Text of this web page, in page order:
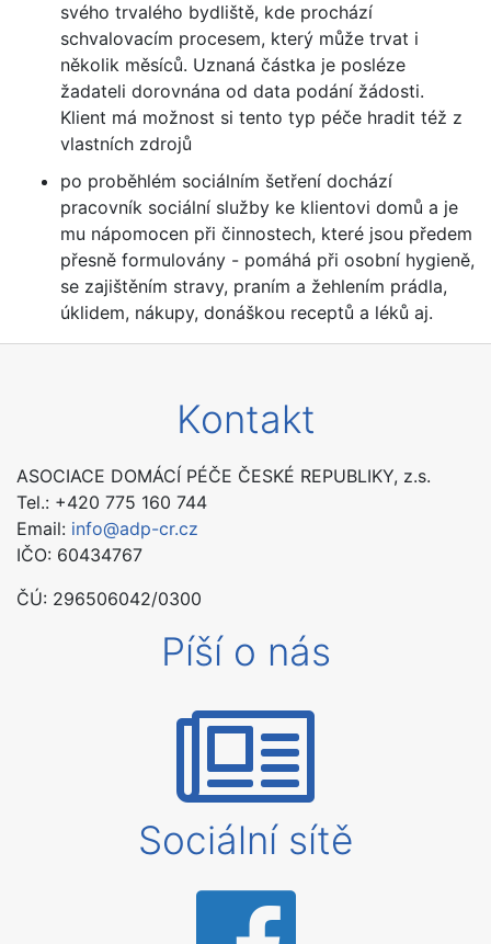
svého trvalého bydliště, kde prochází
schvalovacím procesem, který může trvat i
několik měsíců. Uznaná částka je posléze
žadateli dorovnána od data podání žádosti.
Klient má možnost si tento typ péče hradit též z
vlastních zdrojů
po proběhlém sociálním šetření dochází
pracovník sociální služby ke klientovi domů a je
mu nápomocen při činnostech, které jsou předem
přesně formulovány - pomáhá při osobní hygieně,
se zajištěním stravy, praním a žehlením prádla,
úklidem, nákupy, donáškou receptů a léků aj.
Kontakt
ASOCIACE DOMÁCÍ PÉČE ČESKÉ REPUBLIKY, z.s.
Tel.: +420 775 160 744
Email: info@adp-cr.cz
IČO: 60434767
ČÚ: 296506042/0300
Píší o nás
Sociální sítě